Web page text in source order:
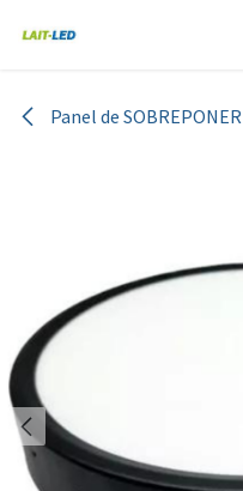
Panel de SOBREPONER